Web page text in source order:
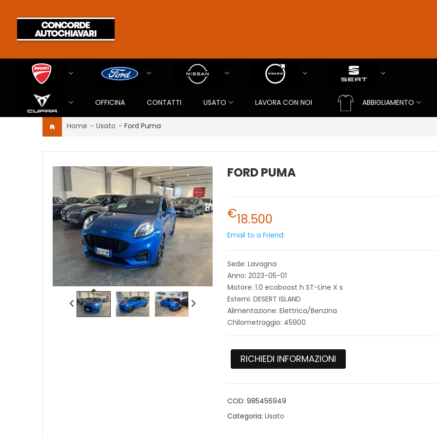
OFFICINA CONTATTI USATO LAVORA CON NOI ABBIGLIAMENTO
Home - Usato - Ford Puma
FORD PUMA
€18.500
Email to a Friend:
Sede: Lavagna
Anno: 2023-05-01
Motore: 1.0 ecoboost h ST-Line X s
Esterni: DESERT ISLAND
Alimentazione: Elettrica/Benzina
Chilometraggio: 45900
RICHIEDI INFORMAZIONI
COD: 985456949
Categoria: Usato